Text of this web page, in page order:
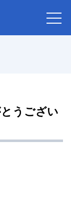
うござい